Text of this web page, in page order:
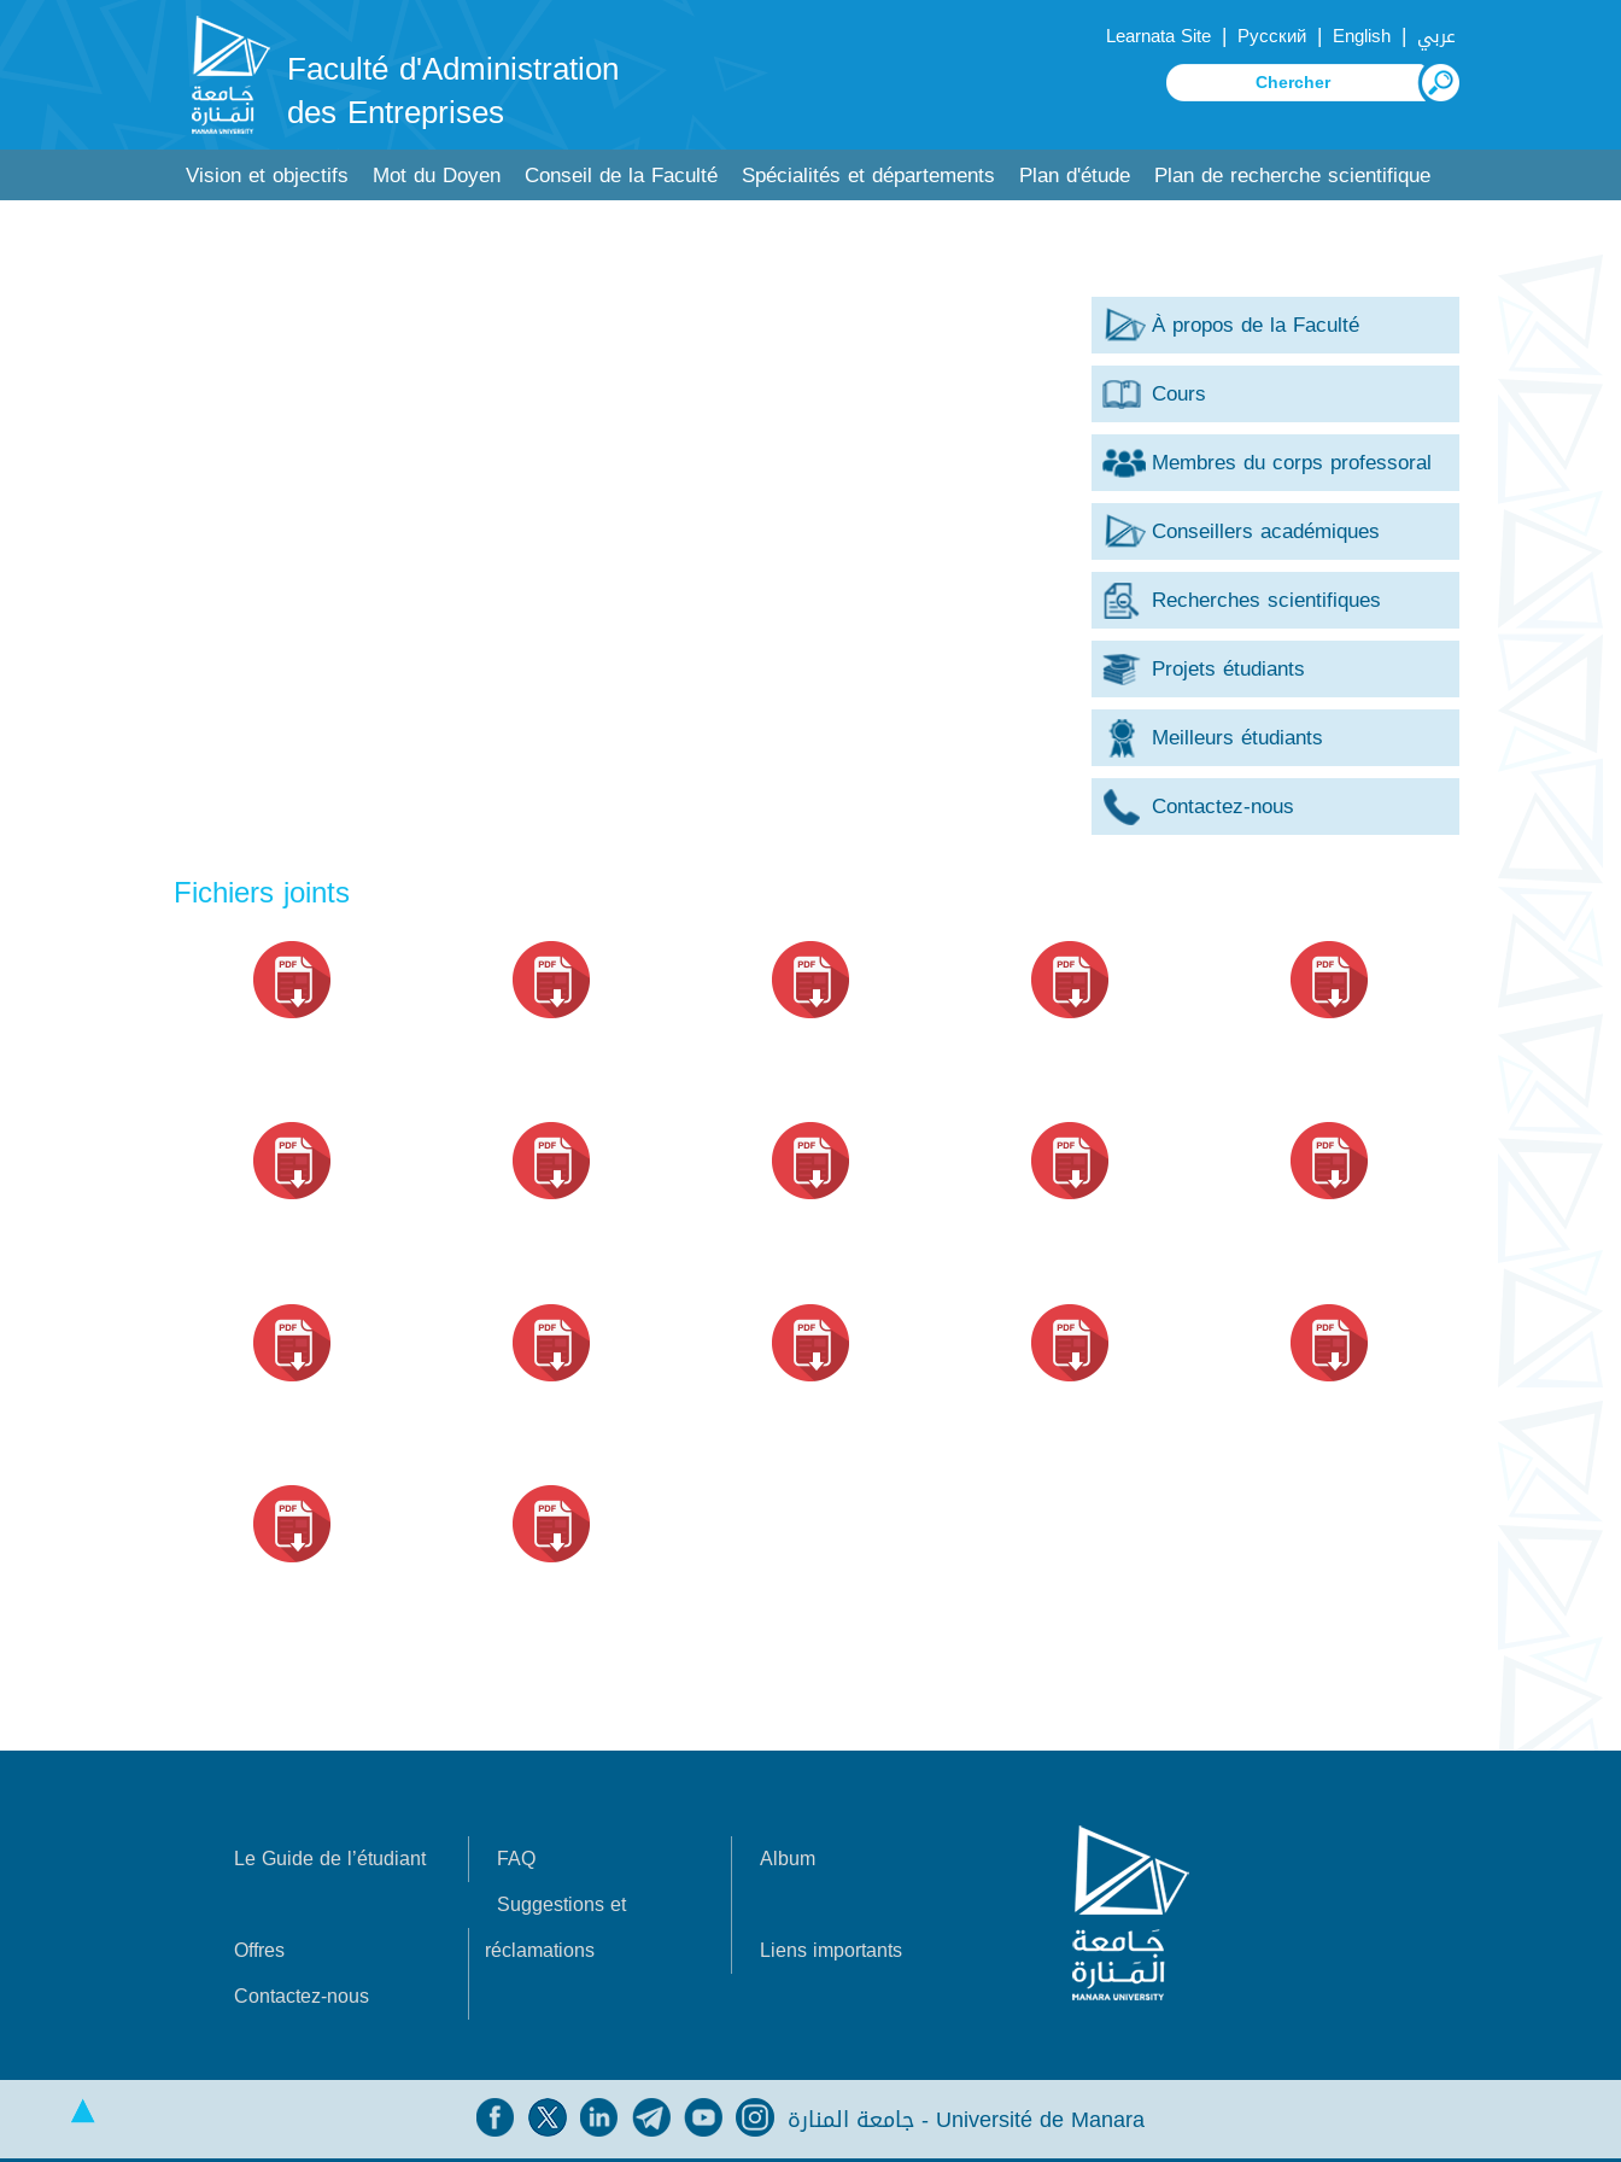
Faculté d'Administration
des Entreprises
Learnata Site | Русский | English | عربي
Vision et objectifs Mot du Doyen Conseil de la Faculté Spécialités et départements Plan d'étude Plan de recherche scientifique
À propos de la Faculté
Cours
Membres du corps professoral
Conseillers académiques
Recherches scientifiques
Projets étudiants
Meilleurs étudiants
Contactez-nous
Fichiers joints
Le Guide de l’étudiant FAQ Album
Offres
Suggestions et
réclamations
Liens importants
Contactez-nous
جامعة المنارة - Université de Manara